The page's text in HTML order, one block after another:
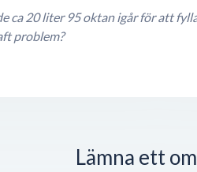
ca 20 liter 95 oktan igår för att
problem?
Lämna ett